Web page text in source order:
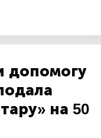
допомогу
на 50